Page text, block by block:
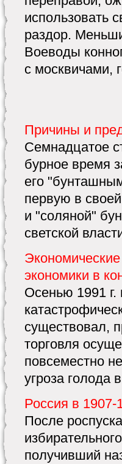
использовать
раздор.
Воеводы
с москвичами,
Причины и
Семнадцатое
бурное время
его
первую в
и "соляной"
светской
экономики в
Осенью 1991
существовал,
торговля
повсеместно
угроза голода
Россия в 1907-
После
получивший